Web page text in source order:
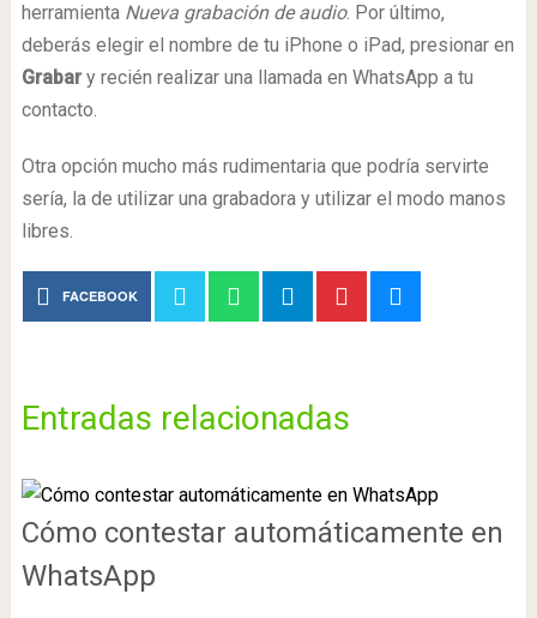
herramienta Nueva grabación de audio. Por último,
deberás elegir el nombre de tu iPhone o iPad, presionar en
Grabary recién realizar una llamada en WhatsApp a tu
contacto.
Otra opción mucho más rudimentaria que podría servirte
sería, la de utilizar una grabadora y utilizar el modo manos
libres.
FACEBOOK
Entradas relacionadas
Cómo contestar automáticamente en
WhatsApp